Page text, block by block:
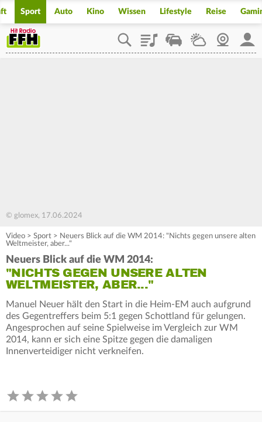
Sport Auto Kino Wissen Lifestyle Reise
PlaylistStaupilotWetterWebcam
© glomex, 17.06.2024
Video > Sport > Neuers Blick auf die WM 2014: "Nichts gegen unsere alten
Weltmeister, aber..."
Neuers Blick auf die WM 2014:
"NICHTS GEGEN UNSERE ALTEN
WELTMEISTER, ABER..."
Manuel Neuer hält den Start in die Heim-EM auch aufgrund
des Gegentreffers beim 5:1 gegen Schottland für gelungen.
Angesprochen auf seine Spielweise im Vergleich zur WM
2014, kann er sich eine Spitze gegen die damaligen
Innenverteidiger nicht verkneifen.